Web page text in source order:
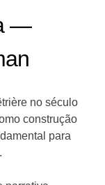
—
no século
construção
para